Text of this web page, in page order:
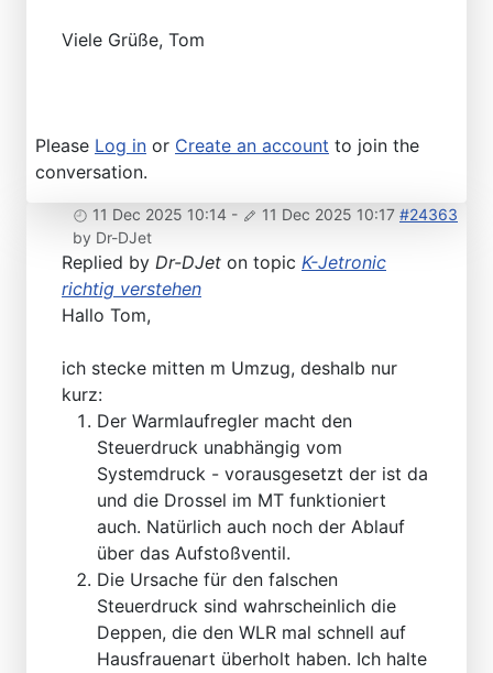
Viele Grüße, Tom
Please Log in or Create an account to join the
conversation.
11 Dec 2025 10:14 - 11 Dec 2025 10:17 #24363
by Dr-DJet
Replied by Dr-DJet on topic K-Jetronic
richtig verstehen
Hallo Tom,
ich stecke mitten m Umzug, deshalb nur
kurz:
Der Warmlaufregler macht den
Steuerdruck unabhängig vom
Systemdruck - vorausgesetzt der ist da
und die Drossel im MT funktioniert
auch. Natürlich auch noch der Ablauf
über das Aufstoßventil.
Die Ursache für den falschen
Steuerdruck sind wahrscheinlich die
Deppen, die den WLR mal schnell auf
Hausfrauenart überholt haben. Ich halte